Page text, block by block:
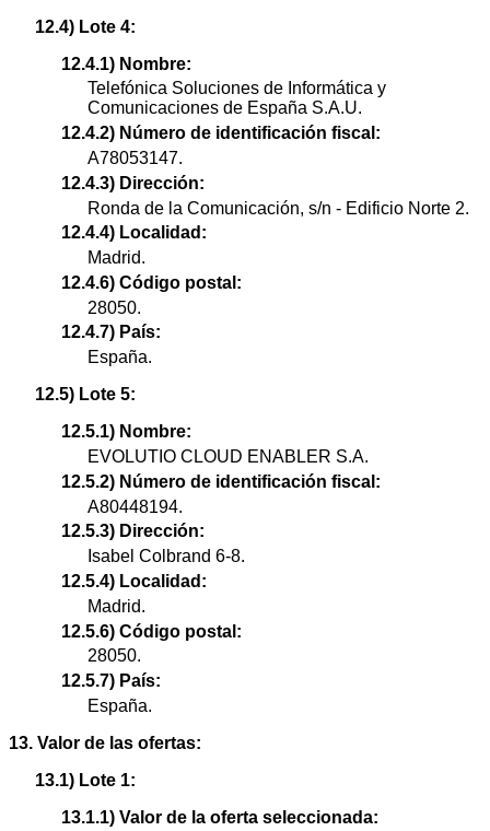
12.4) Lote 4:
12.4.1) Nombre:
Telefónica Soluciones de Informática y
Comunicaciones de España S.A.U.
12.4.2) Número de identificación fiscal:
A78053147.
12.4.3) Dirección:
Ronda de la Comunicación, s/n - Edificio Norte 2.
12.4.4) Localidad:
Madrid.
12.4.6) Código postal:
28050.
12.4.7) País:
España.
12.5) Lote 5:
12.5.1) Nombre:
EVOLUTIO CLOUD ENABLER S.A.
12.5.2) Número de identificación fiscal:
A80448194.
12.5.3) Dirección:
Isabel Colbrand 6-8.
12.5.4) Localidad:
Madrid.
12.5.6) Código postal:
28050.
12.5.7) País:
España.
13. Valor de las ofertas:
13.1) Lote 1:
13.1.1) Valor de la oferta seleccionada: